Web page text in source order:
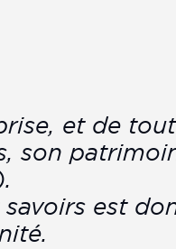
et de
son
est